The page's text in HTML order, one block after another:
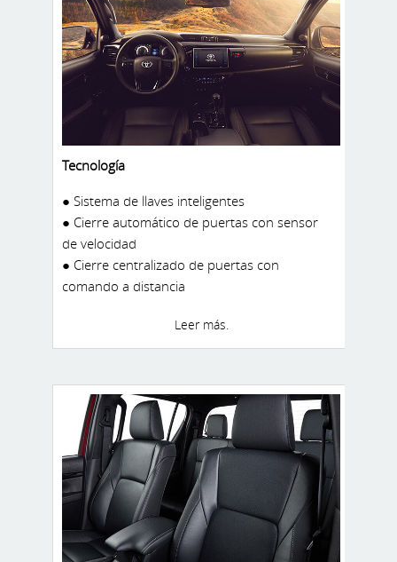
Tecnología
● Sistema de llaves inteligentes
● Cierre automático de puertas con sensor
de velocidad
● Cierre centralizado de puertas con
comando a distancia
● Adaptador de 12V
libres
Leer más.